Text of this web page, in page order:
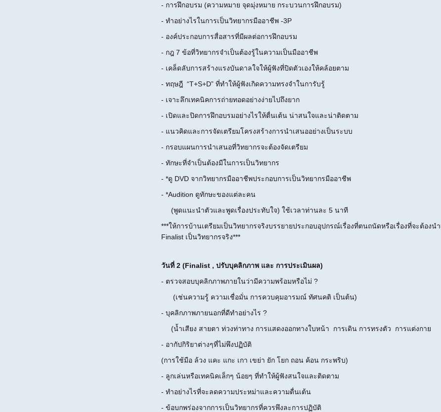
- การฝึกอบรม (ความหมาย จุดมุ่งหมาย กระบวนการฝึกอบรม)
- ทำอย่างไรในการเป็นวิทยากรมืออาชีพ -3P
- องค์ประกอบการสื่อสารที่มีผลต่อการฝึกอบรม
- กฎ 7 ข้อที่วิทยากรจำเป็นต้องรู้ในความเป็นมืออาชีพ
- เคล็ดลับการสร้างแรงบันดาลใจให้ผู้ฟังที่ปิดตัวเองให้คล้อยตาม
- ทฤษฎี “T+S+D” ที่ทำให้ผู้ฟังเกิดความทรงจำในการับรู้
- เจาะลึกเทคนิคการถ่ายทอดอย่างง่ายไปถึงยาก
- เปิดและปิดการฝึกอบรมอย่างไรให้ตื่นเต้น น่าสนใจและน่าติดตาม
- แนวคิดและการจัดเตรียมโครงสร้างการนำเสนออย่างเป็นระบบ
- กรอบแผนการนำเสนอที่วิทยากรจะต้องจัดเตรียม
- ทักษะที่จำเป็นต้องมีในการเป็นวิทยากร
- *ดู DVD จากวิทยากรมืออาชีพประกอบการเป็นวิทยากรมืออาชีพ
- *Audition ดูทักษะของแต่ละคน
(พูดแนะนำตัวและพูดเรื่องประทับใจ) ใช้เวลาท่านละ 5 นาที
***ให้การบ้านเตรียมเป็นวิทยากรจริงบรรยายประกอบอุปกรณ์เรื่องที่ตนถนัดหรือเรื่องที่จะต้อง
Finalist เป็นวิทยากรจริง***
วันที่ 2 (Finalist , ปรับบุคลิกภาพ และ การประเมินผล)
- ตรวจสอบบุคลิกภาพภายในว่ามีความพร้อมหรือไม่ ?
(เช่นความรู้ ความเชื่อมั่น การควบคุมอารมณ์ ทัศนคติ เป็นต้น)
- บุคลิกภาพภายนอกที่ดีทำอย่างไร ?
(น้ำเสียง สายตา ท่วงท่าทาง การแสดงออกทางใบหน้า การเดิน การทรงตัว การแต่งกา
- อากัปกิริยาต่างๆที่ไม่พึงปฏิบัติ
(การใช้มือ ล้วง แคะ แกะ เกา เขย่า ยัก โยก ถอน ค้อน กระพริบ)
- ลูกเล่นหรือเทคนิคเล็กๆ น้อยๆ ที่ทำให้ผู้ฟังสนใจและติดตาม
- ทำอย่างไรที่จะลดความประหม่าและความตื่นเต้น
- ข้อบกพร่องจากการเป็นวิทยากรที่ควรพึงละการปฏิบัติ